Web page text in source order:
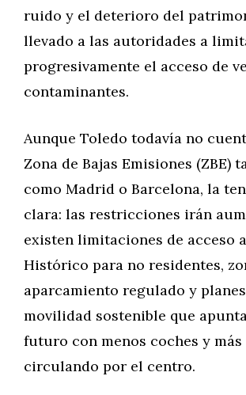
ruido y el deterioro del
llevado a las autoridades a
progresivamente el acceso de
contaminantes.
Aunque Toledo todavía no
Zona de Bajas Emisiones (ZBE)
como Madrid o Barcelona, la
clara: las restricciones irán
existen limitaciones de acceso
Histórico para no residentes,
aparcamiento regulado y
movilidad sostenible que
futuro con menos coches y
circulando por el centro.